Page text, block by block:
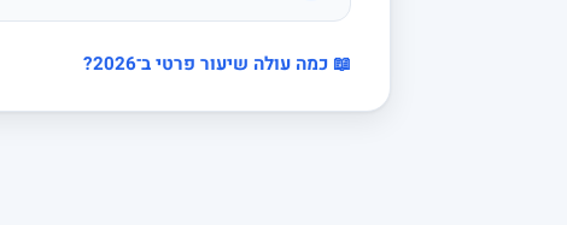
📖 כמה עולה שיעור פרטי ב־2026?